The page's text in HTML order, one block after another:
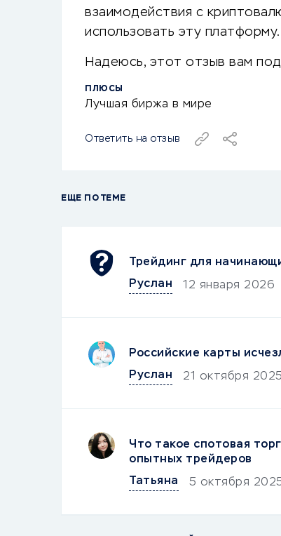
взаимодействия с
использовать эту платформу.
Надеюсь, этот отзыв вам
ПЛЮСЫ
Лучшая биржа в мире
Ответить на отзыв
ЕЩЕ ПО ТЕМЕ
Трейдинг для
Руслан
12 января 2026
Российские карты
Руслан
21 октября 2025
Что такое спотовая
опытных трейдеров
Татьяна
5 октября